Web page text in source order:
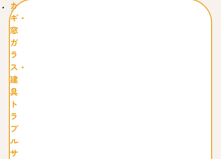
カ
ギ・
窓
ガ
ラ
ス・
建
具
ト
ラ
ブ
ル
サ